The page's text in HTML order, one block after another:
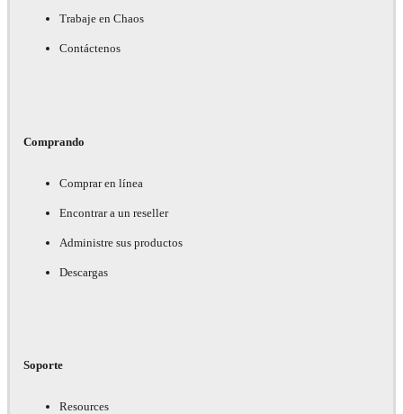
Trabaje en Chaos
Contáctenos
Comprando
Comprar en línea
Encontrar a un reseller
Administre sus productos
Descargas
Soporte
Resources